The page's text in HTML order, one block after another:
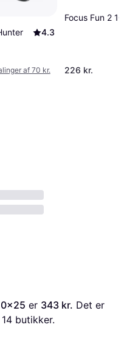
4.3
af 70 kr.
Focus Fun 2
226 kr.
er 343 kr. Det er
14 butikker.